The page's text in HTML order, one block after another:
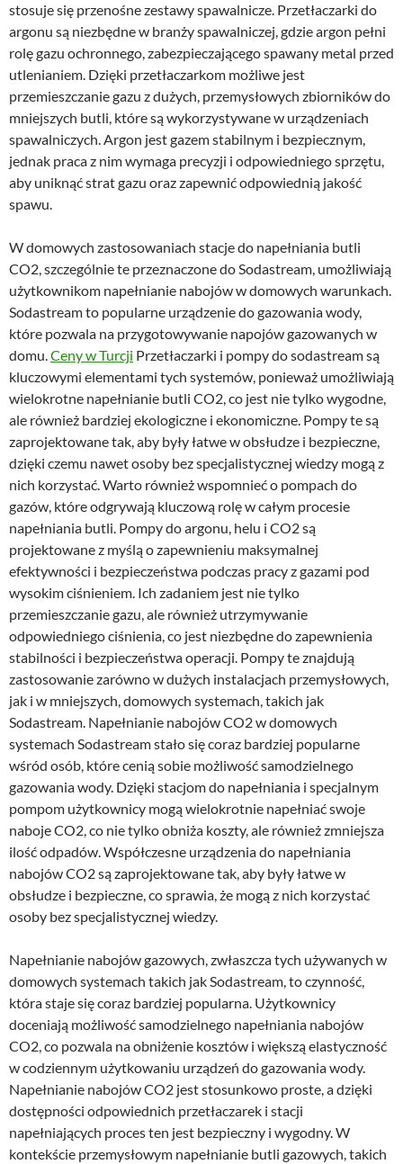
stosuje się przenośne zestawy spawalnicze. Przetłaczarki do
argonu są niezbędne w branży spawalniczej, gdzie argon pełni
rolę gazu ochronnego, zabezpieczającego spawany metal przed
utlenianiem. Dzięki przetłaczarkom możliwe jest
przemieszczanie gazu z dużych, przemysłowych zbiorników do
mniejszych butli, które są wykorzystywane w urządzeniach
spawalniczych. Argon jest gazem stabilnym i bezpiecznym,
jednak praca z nim wymaga precyzji i odpowiedniego sprzętu,
aby uniknąć strat gazu oraz zapewnić odpowiednią jakość
spawu.
W domowych zastosowaniach stacje do napełniania butli
CO2, szczególnie te przeznaczone do Sodastream, umożliwiają
użytkownikom napełnianie nabojów w domowych warunkach.
Sodastream to popularne urządzenie do gazowania wody,
które pozwala na przygotowywanie napojów gazowanych w
domu.Ceny w Turcji Przetłaczarki i pompy do sodastream są
kluczowymi elementami tych systemów, ponieważ umożliwiają
wielokrotne napełnianie butli CO2, co jest nie tylko wygodne,
ale również bardziej ekologiczne i ekonomiczne. Pompy te są
zaprojektowane tak, aby były łatwe w obsłudze i bezpieczne,
dzięki czemu nawet osoby bez specjalistycznej wiedzy mogą z
nich korzystać. Warto również wspomnieć o pompach do
gazów, które odgrywają kluczową rolę w całym procesie
napełniania butli. Pompy do argonu, helu i CO2 są
projektowane z myślą o zapewnieniu maksymalnej
efektywności i bezpieczeństwa podczas pracy z gazami pod
wysokim ciśnieniem. Ich zadaniem jest nie tylko
przemieszczanie gazu, ale również utrzymywanie
odpowiedniego ciśnienia, co jest niezbędne do zapewnienia
stabilności i bezpieczeństwa operacji. Pompy te znajdują
zastosowanie zarówno w dużych instalacjach przemysłowych,
jak i w mniejszych, domowych systemach, takich jak
Sodastream. Napełnianie nabojów CO2 w domowych
systemach Sodastream stało się coraz bardziej popularne
wśród osób, które cenią sobie możliwość samodzielnego
gazowania wody. Dzięki stacjom do napełniania i specjalnym
pompom użytkownicy mogą wielokrotnie napełniać swoje
naboje CO2, co nie tylko obniża koszty, ale również zmniejsza
ilość odpadów. Współczesne urządzenia do napełniania
nabojów CO2 są zaprojektowane tak, aby były łatwe w
obsłudze i bezpieczne, co sprawia, że mogą z nich korzystać
osoby bez specjalistycznej wiedzy.
Napełnianie nabojów gazowych, zwłaszcza tych używanych w
domowych systemach takich jak Sodastream, to czynność,
która staje się coraz bardziej popularna. Użytkownicy
doceniają możliwość samodzielnego napełniania nabojów
CO2, co pozwala na obniżenie kosztów i większą elastyczność
w codziennym użytkowaniu urządzeń do gazowania wody.
Napełnianie nabojów CO2 jest stosunkowo proste, a dzięki
dostępności odpowiednich przetłaczarek i stacji
napełniających proces ten jest bezpieczny i wygodny. W
kontekście przemysłowym napełnianie butli gazowych, takich